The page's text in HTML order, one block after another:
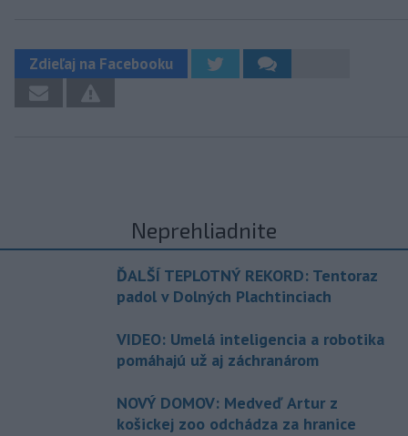
Zdieľaj na Facebooku
Neprehliadnite
ĎALŠÍ TEPLOTNÝ REKORD: Tentoraz
padol v Dolných Plachtinciach
VIDEO: Umelá inteligencia a robotika
pomáhajú už aj záchranárom
NOVÝ DOMOV: Medveď Artur z
košickej zoo odchádza za hranice